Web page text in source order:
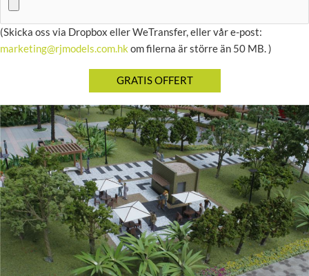
(Skicka oss via Dropbox eller WeTransfer, eller vår e-post:
marketing@rjmodels.com.hk om filerna är större än 50 MB. )